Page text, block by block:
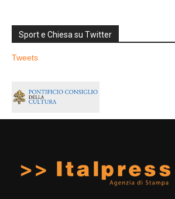
Sport e Chiesa su Twitter
Tweets